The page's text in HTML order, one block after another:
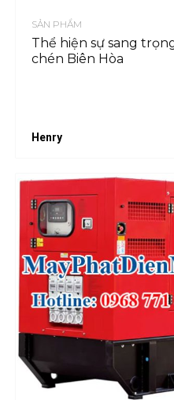
SẢN PHẨM
Thể hiện sự sang
chén Biên Hòa
Henry